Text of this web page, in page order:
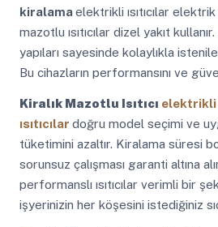
kiralamaelektrikli ısıtıcılar elektrik
mazotlu ısıtıcılar dizel yakıt
yapıları sayesinde kolaylıkla
Bu cihazların performansını ve
Kiralık Mazotlu Isıtıcı elektrikli
ısıtıcılar doğru model seçimi ve
tüketimini azaltır. Kiralama süresi
sorunsuz çalışması garanti altına
performanslı ısıtıcılar verimli bir
işyerinizin her köşesini istediğiniz